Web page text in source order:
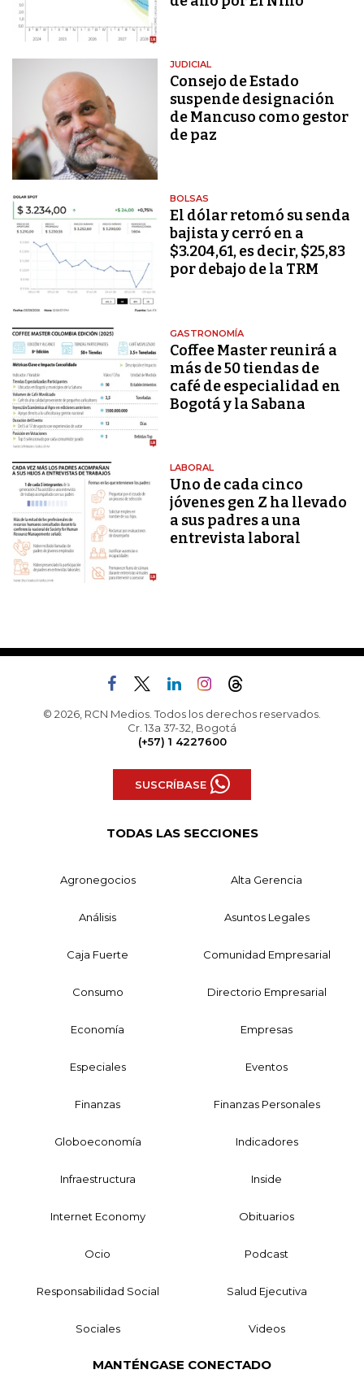
JUDICIAL
Consejo de Estado
suspende designación
de Mancuso como gestor
de paz
BOLSAS
El dólar retomó su senda
bajista y cerró en a
$3.204,61, es decir, $25,83
por debajo de la TRM
GASTRONOMÍA
Coffee Master reunirá a
más de 50 tiendas de
café de especialidad en
Bogotá y la Sabana
LABORAL
Uno de cada cinco
jóvenes gen Z ha llevado
a sus padres a una
entrevista laboral
© 2026, RCN Medios. Todos los derechos reservados.
Cr. 13a 37-32, Bogotá
(+57) 1 4227600
SUSCRÍBASE
TODAS LAS SECCIONES
Agronegocios Alta Gerencia
Análisis Asuntos Legales
Caja Fuerte Comunidad Empresarial
Consumo Directorio Empresarial
Economía Empresas
Especiales Eventos
Finanzas Finanzas Personales
Globoeconomía Indicadores
Infraestructura Inside
Internet Economy Obituarios
Ocio Podcast
Responsabilidad Social Salud Ejecutiva
Sociales Videos
MANTÉNGASE CONECTADO